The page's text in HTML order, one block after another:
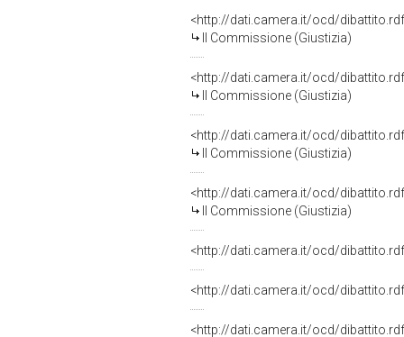
<http://dati.camera.it/ocd/
II Commissione (Giustizia)
<http://dati.camera.it/ocd/
II Commissione (Giustizia)
<http://dati.camera.it/ocd/
II Commissione (Giustizia)
<http://dati.camera.it/ocd/
II Commissione (Giustizia)
<http://dati.camera.it/ocd/
<http://dati.camera.it/ocd/
<http://dati.camera.it/ocd/